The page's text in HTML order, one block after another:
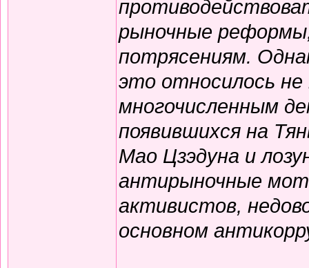
рыночные
потрясениям.
это относилось
многочисленным
появившихся на
Мао Цзэдуна и
антирыночные
активистов,
основном